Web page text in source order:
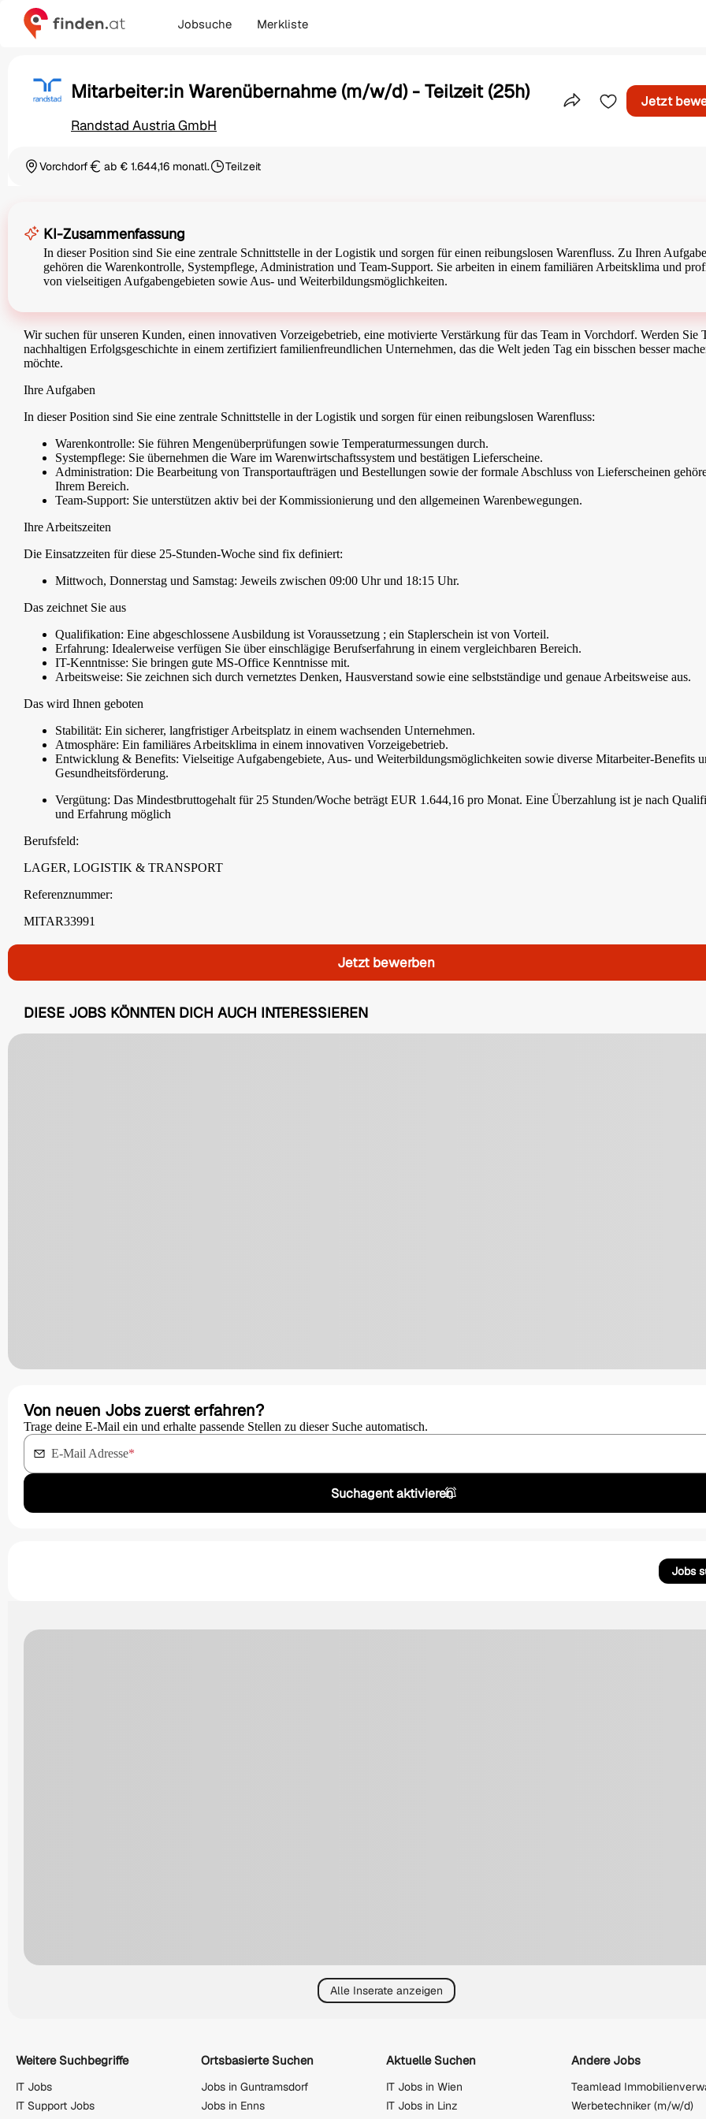
Jobsuche Merkliste
Mitarbeiter:in Warenübernahme (m/w/d) - Teilzeit (25h)
Randstad Austria GmbH
Teile dieses Inserat
Jetzt
Ortschaft
Vorchdorf Gehaltab € 1.644,16 monatl.Beschäftigungsart
Teilzeit
KI-Zusammenfassung
In dieser Position sind Sie eine zentrale Schnittstelle in der Logistik und sorgen für einen reibungslosen Warenfluss. Zu Ihren
gehören die Warenkontrolle, Systempflege, Administration und Team-Support. Sie arbeiten in einem familiären Arbeitsklima und
von vielseitigen Aufgabengebieten sowie Aus- und Weiterbildungsmöglichkeiten.
Wir suchen für unseren Kunden, einen innovativen Vorzeigebetrieb, eine motivierte Verstärkung für das Team in Vorchdorf. Werden Sie
nachhaltigen Erfolgsgeschichte in einem zertifiziert familienfreundlichen Unternehmen, das die Welt jeden Tag ein bisschen besser
möchte.
Ihre Aufgaben
In dieser Position sind Sie eine zentrale Schnittstelle in der Logistik und sorgen für einen reibungslosen Warenfluss:
Warenkontrolle: Sie führen Mengenüberprüfungen sowie Temperaturmessungen durch.
Systempflege: Sie übernehmen die Ware im Warenwirtschaftssystem und bestätigen Lieferscheine.
Administration: Die Bearbeitung von Transportaufträgen und Bestellungen sowie der formale Abschluss von Lieferscheinen
Ihrem Bereich.
Team-Support: Sie unterstützen aktiv bei der Kommissionierung und den allgemeinen Warenbewegungen.
Ihre Arbeitszeiten
Die Einsatzzeiten für diese 25-Stunden-Woche sind fix definiert:
Mittwoch, Donnerstag und Samstag: Jeweils zwischen 09:00 Uhr und 18:15 Uhr.
Das zeichnet Sie aus
Qualifikation: Eine abgeschlossene Ausbildung ist Voraussetzung ; ein Staplerschein ist von Vorteil.
Erfahrung: Idealerweise verfügen Sie über einschlägige Berufserfahrung in einem vergleichbaren Bereich.
IT-Kenntnisse: Sie bringen gute MS-Office Kenntnisse mit.
Arbeitsweise: Sie zeichnen sich durch vernetztes Denken, Hausverstand sowie eine selbstständige und genaue Arbeitsweise aus.
Das wird Ihnen geboten
Stabilität: Ein sicherer, langfristiger Arbeitsplatz in einem wachsenden Unternehmen.
Atmosphäre: Ein familiäres Arbeitsklima in einem innovativen Vorzeigebetrieb.
Entwicklung & Benefits: Vielseitige Aufgabengebiete, Aus- und Weiterbildungsmöglichkeiten sowie diverse Mitarbeiter-Benefits
Gesundheitsförderung.
Vergütung: Das Mindestbruttogehalt für 25 Stunden/Woche beträgt EUR 1.644,16 pro Monat. Eine Überzahlung ist je nach
und Erfahrung möglich
Berufsfeld:
LAGER, LOGISTIK & TRANSPORT
Referenznummer:
MITAR33991
Jetzt bewerben
DIESE JOBS KÖNNTEN DICH AUCH INTERESSIEREN
Von neuen Jobs zuerst erfahren?
Trage deine E-Mail ein und erhalte passende Stellen zu dieser Suche automatisch.
E-Mail Adresse*
Suchagent aktivieren
Jobs
Alle Inserate anzeigen
Weitere Suchbegriffe
IT Jobs
IT Support Jobs
Ortsbasierte Suchen
Jobs in Guntramsdorf
Jobs in Enns
Aktuelle Suchen
IT Jobs in Wien
IT Jobs in Linz
Andere Jobs
Werbetechniker (m/w/d)